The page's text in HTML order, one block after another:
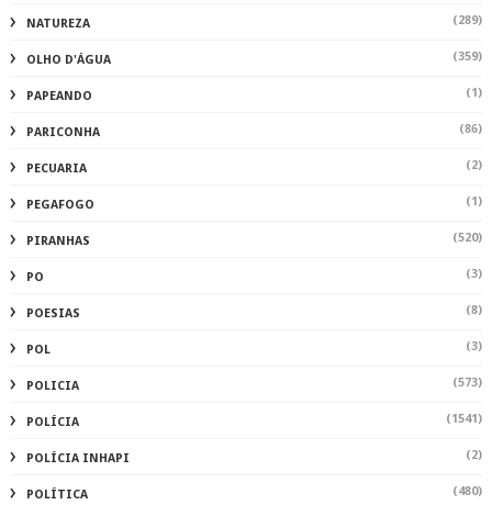
NATUREZA (289)
OLHO D'ÁGUA (359)
PAPEANDO (1)
PARICONHA (86)
PECUARIA (2)
PEGAFOGO (1)
PIRANHAS (520)
PO (3)
POESIAS (8)
POL (3)
POLICIA (573)
POLÍCIA (1541)
POLÍCIA INHAPI (2)
POLÍTICA (480)